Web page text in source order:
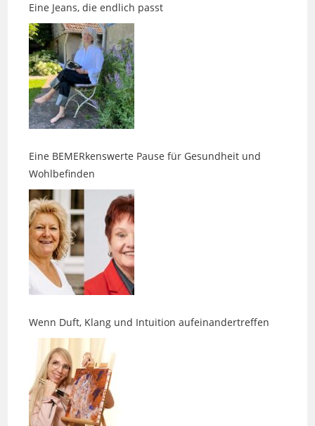
Eine BEMERkenswerte Pause für Gesundheit und
Wenn Duft, Klang und Intuition aufeinandertreffen